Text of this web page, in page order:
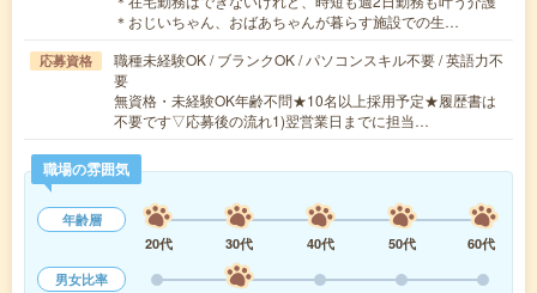
＊おじいちゃん、おばあちゃんが暮らす施設での生…
応募資格
職種未経験OK / ブランクOK / パソコンスキル不要 / 英語力不
要
無資格・未経験OK年齢不問★10名以上採用予定★履歴書は
不要です▽応募後の流れ1)翌営業日までに担当…
職場の雰囲気
年齢層
20代
30代 40代 50代
60代
男女比率